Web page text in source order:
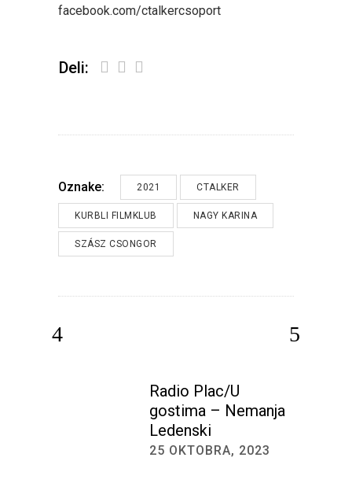
facebook.com/ctalkercsoport
Deli:
Oznake: 2021 CTALKER
KURBLI FILMKLUB NAGY KARINA
SZÁSZ CSONGOR
Radio Plac/U
gostima – Nemanja
Ledenski
25 OKTOBRA, 2023